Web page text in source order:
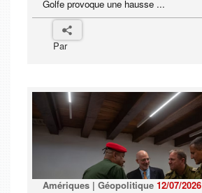
Golfe provoque une hausse ...
Par
Amériques | Géopolitique 12/07/2026